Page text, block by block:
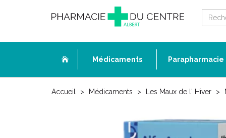
Médicaments Parapharmacie
Accueil Médicaments Les Maux de l' Hiver